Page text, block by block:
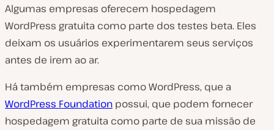
Algumas empresas oferecem hospedagem
WordPress gratuita como parte dos testes beta. Eles
deixam os usuários experimentarem seus serviços
antes de irem ao ar.
Há também empresas como WordPress, que a
WordPress Foundation possui, que podem fornecer
hospedagem gratuita como parte de sua missão de